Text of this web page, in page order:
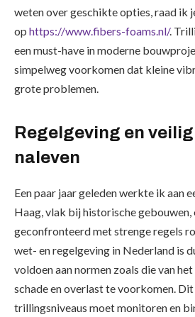
weten over geschikte opties, raad ik
op https://www.fibers-foams.nl/.
een must-have in moderne
simpelweg voorkomen dat kleine
grote problemen.
Regelgeving en
naleven
Een paar jaar geleden werkte ik aan
Haag, vlak bij historische gebouwen,
geconfronteerd met strenge regels
wet- en regelgeving in Nederland is
voldoen aan normen zoals die van
schade en overlast te voorkomen.
trillingsniveaus moet monitoren en